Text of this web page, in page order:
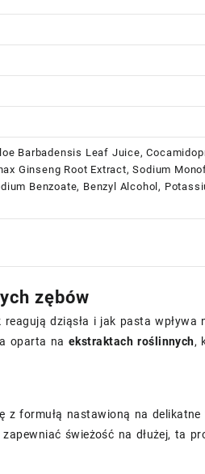
Barbadensis Leaf Juice,
Ginseng Root Extract, Sodium
Benzoate, Benzyl Alcohol,
zębów
dziąsła i jak pasta wpływa
oparta na ekstraktach roślinnych,
z formułą nastawioną na
świeżość na dłużej, ta